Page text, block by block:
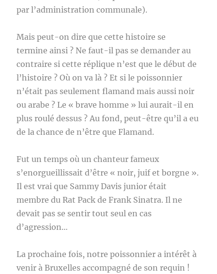
par l’administration communale).
Mais peut-on dire que cette histoire se
termine ainsi ? Ne faut-il pas se demander au
contraire si cette réplique n’est que le début de
l’histoire ? Où on va là ? Et si le poissonnier
n’était pas seulement flamand mais aussi noir
ou arabe ? Le « brave homme » lui aurait-il en
plus roulé dessus ? Au fond, peut-être qu’il a eu
de la chance de n’être que Flamand.
Fut un temps où un chanteur fameux
s’enorgueillissait d’être « noir, juif et borgne ».
Il est vrai que Sammy Davis junior était
membre du Rat Pack de Frank Sinatra. Il ne
devait pas se sentir tout seul en cas
d’agression…
La prochaine fois, notre poissonnier a intérêt à
venir à Bruxelles accompagné de son requin !